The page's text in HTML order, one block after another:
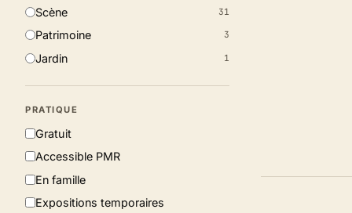
Scène 31
Patrimoine 3
Jardin 1
PRATIQUE
Gratuit
Accessible PMR
En famille
Expositions temporaires